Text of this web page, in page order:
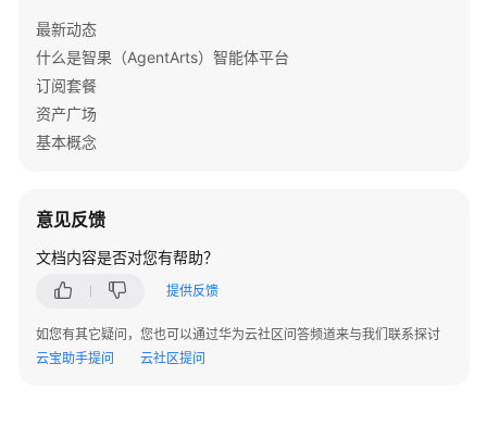
作
流
工
作
用
限
制
建
工
最新动态
什么是智果（AgentArts）智能体平台
订阅套餐
资产广场
基本概念
意见反馈
文档内容是否对您有帮助？
提供反馈
如您有其它疑问，您也可以通过华为云社区问答频道来与我们联系探讨
云宝助手提问
云社区提问